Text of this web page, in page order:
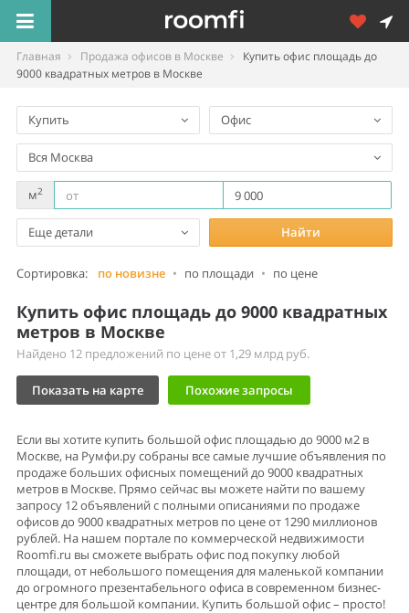
Главная Продажа офисов в Москве
Купить офис площадь до
9000 квадратных метров в Москве
Купить Офис
Вся Москва
м2
Еще детали Найти
Сортировка: по новизне • по площади • по цене
Купить офис площадь до 9000 квадратных
метров в Москве
Найдено 12 предложений по цене от 1,29 млрд руб.
Показать на карте Похожие запросы
Если вы хотите купить большой офис площадью до 9000 м2 в
Москве, на Румфи.ру собраны все самые лучшие объявления по
продаже больших офисных помещений до 9000 квадратных
метров в Москве. Прямо сейчас вы можете найти по вашему
запросу 12 объявлений с полными описаниями по продаже
офисов до 9000 квадратных метров по цене от 1290 миллионов
рублей. На нашем портале по коммерческой недвижимости
Roomfi.ru вы сможете выбрать офис под покупку любой
площади, от небольшого помещения для маленькой компании
до огромного презентабельного офиса в современном бизнес-
центре для большой компании. Купить большой офис – просто!